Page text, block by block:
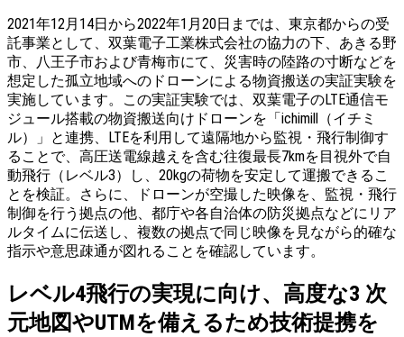
2021年12月14日から2022年1月20日までは、東京都からの受
託事業として、双葉電子工業株式会社の協力の下、あきる野
市、八王子市および青梅市にて、災害時の陸路の寸断などを
想定した孤立地域へのドローンによる物資搬送の実証実験を
実施しています。この実証実験では、双葉電子のLTE通信モ
ジュール搭載の物資搬送向けドローンを「ichimill（イチミ
ル）」と連携、LTEを利用して遠隔地から監視・飛行制御す
ることで、高圧送電線越えを含む往復最長7kmを目視外で自
動飛行（レベル3）し、20kgの荷物を安定して運搬できるこ
とを検証。さらに、ドローンが空撮した映像を、監視・飛行
制御を行う拠点の他、都庁や各自治体の防災拠点などにリア
ルタイムに伝送し、複数の拠点で同じ映像を見ながら的確な
指示や意思疎通が図れることを確認しています。
レベル4飛行の実現に向け、高度な3 次
元地図やUTMを備えるため技術提携を